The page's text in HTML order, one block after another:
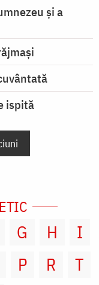
şi a
ispită
G H
I
P R
T